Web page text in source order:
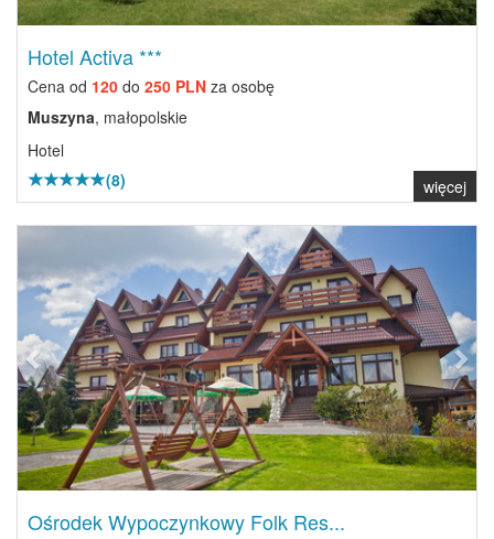
Hotel Activa ***
Cena od 120 do 250 PLN za osobę
Muszyna, małopolskie
Hotel
(8)
więcej
Ośrodek Wypoczynkowy Folk Res...